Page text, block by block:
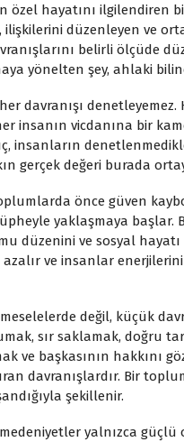
özel hayatını ilgilendiren
düzenleyen ve
belirli ölçüde
yönelten şey, ahlaki
davranışı
insanın vicdanına bir
insanların
gerçek değeri burada
önce güven
yaklaşmaya başlar.
düzenini ve sosyal
ve insanlar
değil, küçük
sır saklamak, doğru
ve başkasının hakkını
davranışlardır. Bir
şekillenir.
yalnızca